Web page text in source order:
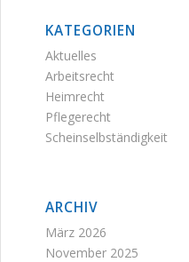
KATEGORIEN
Aktuelles
Arbeitsrecht
Heimrecht
Pflegerecht
Scheinselbständigkeit
ARCHIV
März 2026
November 2025